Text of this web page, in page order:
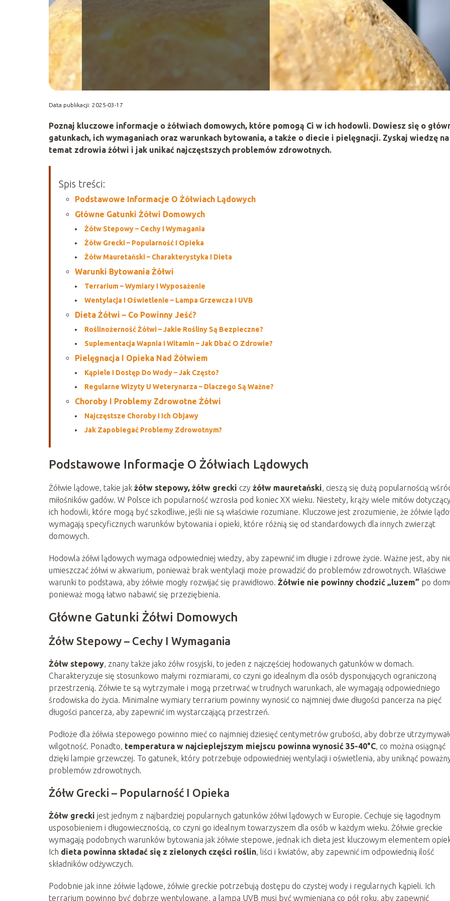
Data publikacji: 2025-03-17
Poznaj kluczowe informacje o żółwiach domowych, które pomogą Ci w ich hodowli. Dowiesz się o
gatunkach, ich wymaganiach oraz warunkach bytowania, a także o diecie i pielęgnacji. Zyskaj wiedzę na
temat zdrowia żółwi i jak unikać najczęstszych problemów zdrowotnych.
Spis treści:
Podstawowe Informacje O Żółwiach Lądowych
Główne Gatunki Żółwi Domowych
Żółw Stepowy – Cechy I Wymagania
Żółw Grecki – Popularność I Opieka
Żółw Mauretański – Charakterystyka I Dieta
Warunki Bytowania Żółwi
Terrarium – Wymiary I Wyposażenie
Wentylacja I Oświetlenie – Lampa Grzewcza I UVB
Dieta Żółwi – Co Powinny Jeść?
Roślinożerność Żółwi – Jakie Rośliny Są Bezpieczne?
Suplementacja Wapnia I Witamin – Jak Dbać O Zdrowie?
Pielęgnacja I Opieka Nad Żółwiem
Kąpiele I Dostęp Do Wody – Jak Często?
Regularne Wizyty U Weterynarza – Dlaczego Są Ważne?
Choroby I Problemy Zdrowotne Żółwi
Najczęstsze Choroby I Ich Objawy
Jak Zapobiegać Problemy Zdrowotnym?
Podstawowe Informacje O Żółwiach Lądowych
Żółwie lądowe, takie jak żółw stepowy, żółw grecki czy żółw mauretański, cieszą się dużą popularnością
miłośników gadów. W Polsce ich popularność wzrosła pod koniec XX wieku. Niestety, krąży wiele mitów
ich hodowli, które mogą być szkodliwe, jeśli nie są właściwie rozumiane. Kluczowe jest zrozumienie, że żółwie
wymagają specyficznych warunków bytowania i opieki, które różnią się od standardowych dla innych zwierząt
domowych.
Hodowla żółwi lądowych wymaga odpowiedniej wiedzy, aby zapewnić im długie i zdrowe życie. Ważne jest, aby
umieszczać żółwi w akwarium, ponieważ brak wentylacji może prowadzić do problemów zdrowotnych. Właściwe
warunki to podstawa, aby żółwie mogły rozwijać się prawidłowo. Żółwie nie powinny chodzić „luzem” po
ponieważ mogą łatwo nabawić się przeziębienia.
Główne Gatunki Żółwi Domowych
Żółw Stepowy – Cechy I Wymagania
Żółw stepowy, znany także jako żółw rosyjski, to jeden z najczęściej hodowanych gatunków w domach.
Charakteryzuje się stosunkowo małymi rozmiarami, co czyni go idealnym dla osób dysponujących ograniczoną
przestrzenią. Żółwie te są wytrzymałe i mogą przetrwać w trudnych warunkach, ale wymagają odpowiedniego
środowiska do życia. Minimalne wymiary terrarium powinny wynosić co najmniej dwie długości pancerza na pięć
długości pancerza, aby zapewnić im wystarczającą przestrzeń.
Podłoże dla żółwia stepowego powinno mieć co najmniej dziesięć centymetrów grubości, aby dobrze
wilgotność. Ponadto, temperatura w najcieplejszym miejscu powinna wynosić 35-40°C, co można osiągnąć
dzięki lampie grzewczej. To gatunek, który potrzebuje odpowiedniej wentylacji i oświetlenia, aby uniknąć
problemów zdrowotnych.
Żółw Grecki – Popularność I Opieka
Żółw grecki jest jednym z najbardziej popularnych gatunków żółwi lądowych w Europie. Cechuje się łagodnym
usposobieniem i długowiecznością, co czyni go idealnym towarzyszem dla osób w każdym wieku. Żółwie greckie
wymagają podobnych warunków bytowania jak żółwie stepowe, jednak ich dieta jest kluczowym elementem
Ich dieta powinna składać się z zielonych części roślin, liści i kwiatów, aby zapewnić im odpowiednią ilość
składników odżywczych.
Podobnie jak inne żółwie lądowe, żółwie greckie potrzebują dostępu do czystej wody i regularnych kąpieli. Ich
terrarium powinno być dobrze wentylowane, a lampa UVB musi być wymieniana co pół roku, aby zapewnić